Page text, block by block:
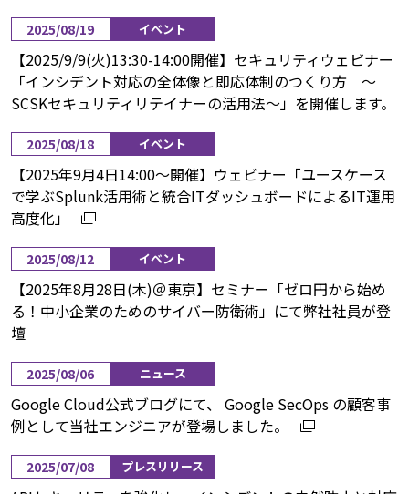
2025/08/19 イベント
【2025/9/9(火)13:30-14:00開催】セキュリティウェビナー
「インシデント対応の全体像と即応体制のつくり方 ～
SCSKセキュリティリテイナーの活用法～」を開催します。
2025/08/18 イベント
【2025年9月4日14:00〜開催】ウェビナー「ユースケース
で学ぶSplunk活用術と統合ITダッシュボードによるIT運用
高度化」
2025/08/12 イベント
【2025年8月28日(木)＠東京】セミナー「ゼロ円から始め
る！中小企業のためのサイバー防衛術」にて弊社社員が登
壇
2025/08/06 ニュース
Google Cloud公式ブログにて、 Google SecOps の顧客事
例として当社エンジニアが登場しました。
2025/07/08 プレスリリース